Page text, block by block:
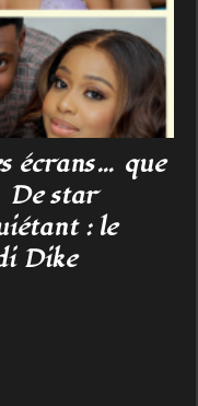
écrans… que
De star
: le
Dike